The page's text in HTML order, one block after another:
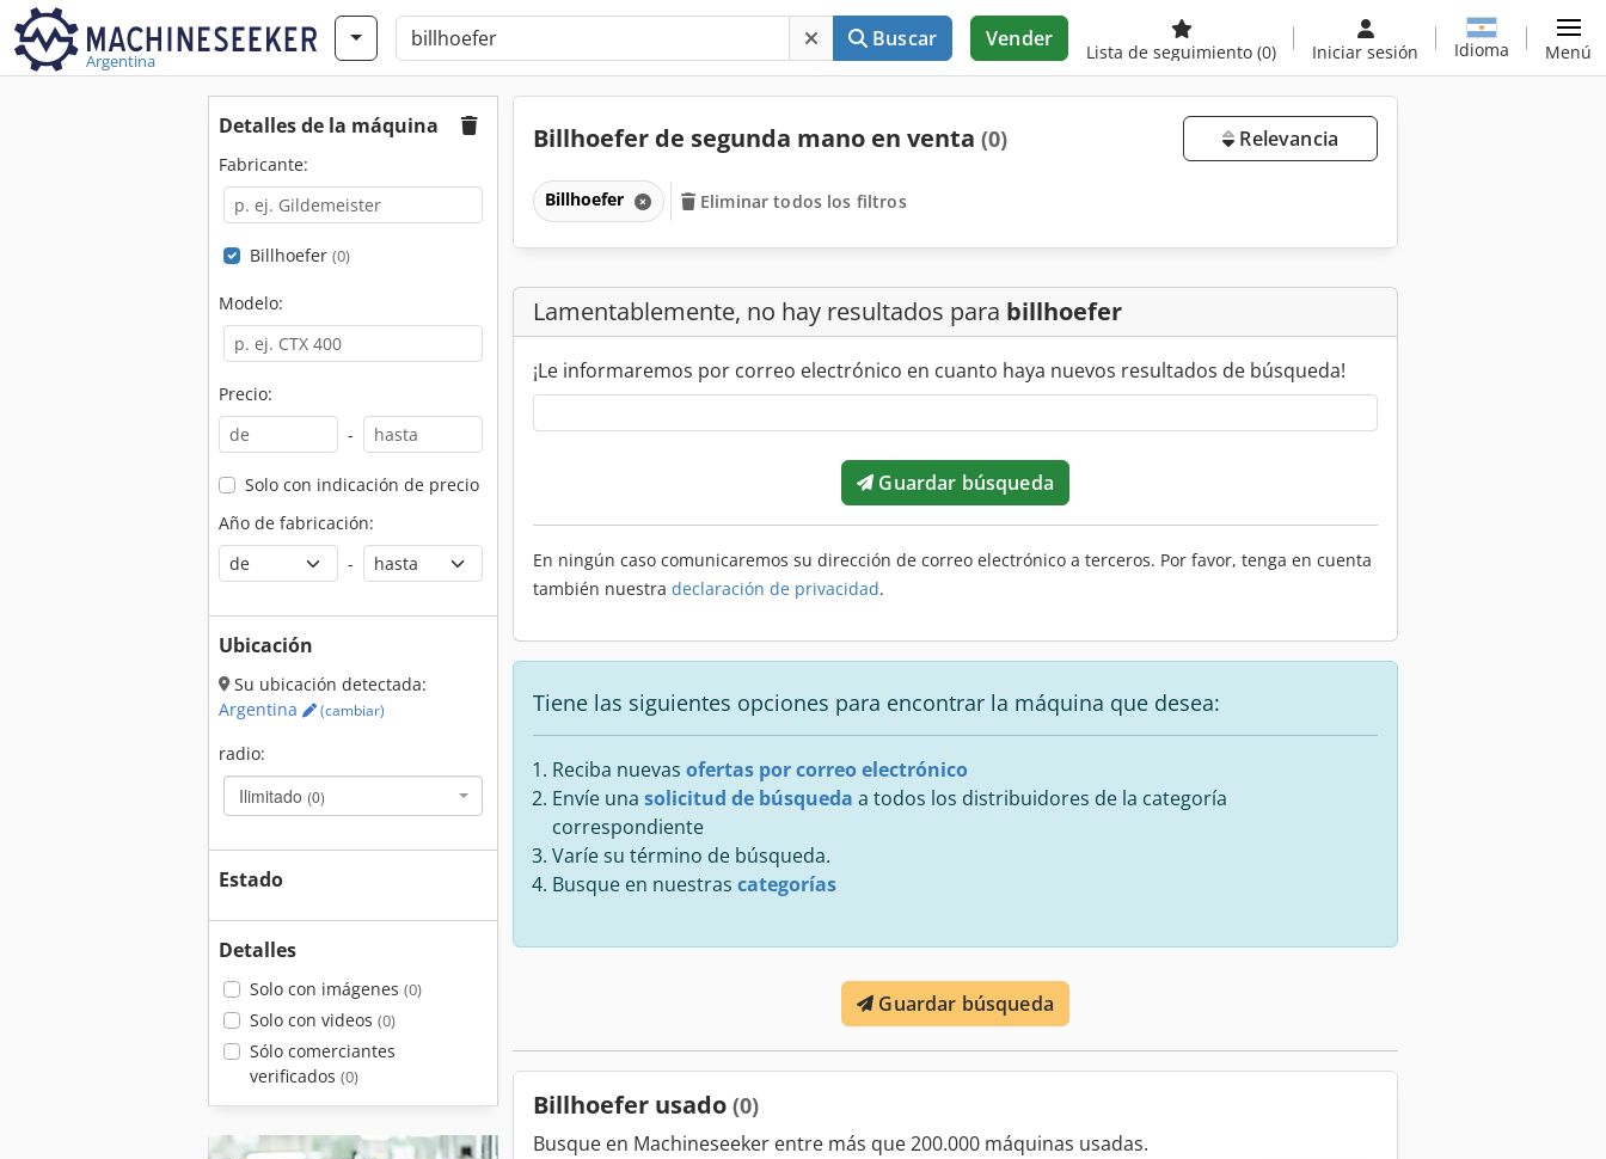
Argentina
Buscar Vender
Lista de seguimiento (0) Iniciar sesión Idioma Menú
Detalles de la máquina
Fabricante:
Billhoefer (0)
Modelo:
Precio:
-
Solo con indicación de precio
Año de fabricación:
-
Ubicación
Su ubicación detectada:
Argentina
(cambiar)
radio:
Ilimitado (0)
Estado
Detalles
Solo con imágenes (0)
Solo con videos (0)
Sólo comerciantes
verificados (0)
Billhoefer de segunda mano en venta (0) Relevancia
Billhoefer Eliminar todos los filtros
Lamentablemente, no hay resultados para billhoefer
¡Le informaremos por correo electrónico en cuanto haya nuevos resultados de búsqueda!
Guardar búsqueda
En ningún caso comunicaremos su dirección de correo electrónico a terceros. Por favor, tenga en cuenta
también nuestra declaración de privacidad.
Tiene las siguientes opciones para encontrar la máquina que desea:
Reciba nuevas ofertas por correo electrónico
Envíe una solicitud de búsqueda a todos los distribuidores de la categoría
correspondiente
Varíe su término de búsqueda.
Busque en nuestras categorías
Guardar búsqueda
Billhoefer usado (0)
Busque en Machineseeker entre más que 200.000 máquinas usadas.